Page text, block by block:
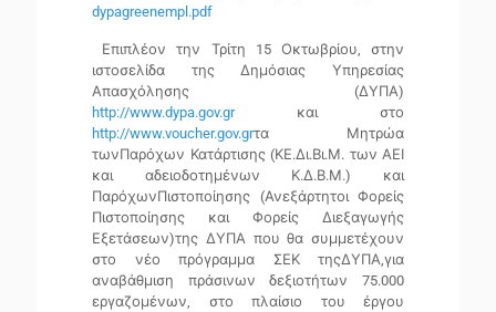
dypagreenempl.pdf
Επιπλέον την Τρίτη 15 Οκτωβρίου, στην
ιστοσελίδα της Δημόσιας Υπηρεσίας
Απασχόλησης (ΔΥΠΑ)
http://www.dypa.gov.gr
και στο
http://www.voucher.gov.grτα Μητρώα
τωνΠαρόχων Κατάρτισης (ΚΕ.Δι.Βι.Μ. των ΑΕΙ
και αδειοδοτημένων Κ.Δ.Β.Μ.) και
ΠαρόχωνΠιστοποίησης (Ανεξάρτητοι Φορείς
Πιστοποίησης και Φορείς Διεξαγωγής
Εξετάσεων)της ΔΥΠΑ που θα συμμετέχουν
στο νέο πρόγραμμα ΣΕΚ τηςΔΥΠΑ,για
αναβάθμιση πράσινων δεξιοτήτων 75.000
εργαζομένων, στο πλαίσιο του έργου